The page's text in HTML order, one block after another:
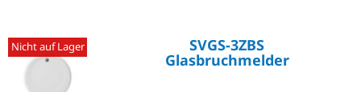
Nicht auf Lager SVGS-3ZBS
Glasbruchmelder